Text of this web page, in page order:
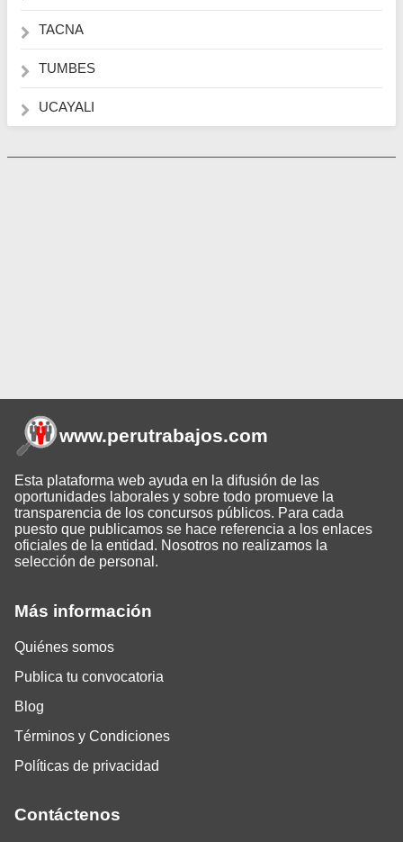
TACNA
TUMBES
UCAYALI
Más información
Quiénes somos
Publica tu convocatoria
Blog
Términos y Condiciones
Políticas de privacidad
Contáctenos
www.perutrabajos.com
Esta plataforma web ayuda en la difusión de las
oportunidades laborales y sobre todo promueve la
transparencia de los concursos públicos. Para cada
puesto que publicamos se hace referencia a los enlaces
oficiales de la entidad. Nosotros no realizamos la
selección de personal.